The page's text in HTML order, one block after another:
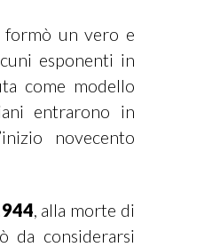
formò un vero e
esponenti in
come modello
entrarono in
novecento
, alla morte di
da considerarsi